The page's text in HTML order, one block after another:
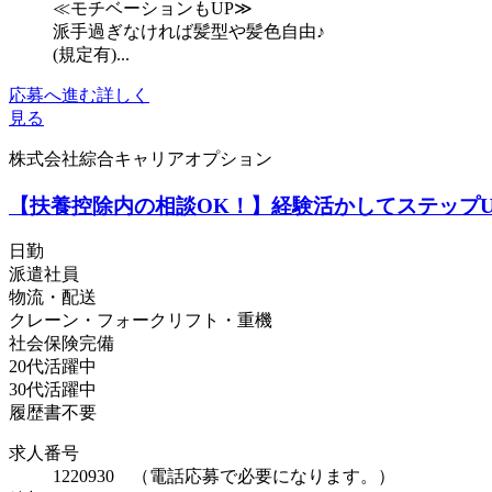
≪モチベーションもUP≫
派手過ぎなければ髪型や髪色自由♪
(規定有)...
応募へ進む詳しく
見る
株式会社綜合キャリアオプション
【扶養控除内の相談OK！】経験活かしてステップ
日勤
派遣社員
物流・配送
クレーン・フォークリフト・重機
社会保険完備
20代活躍中
30代活躍中
履歴書不要
求人番号
1220930 （電話応募で必要になります。）